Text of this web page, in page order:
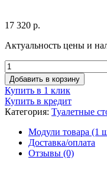
17 320 р.
Актуальность цены и
Добавить в корзину
Купить в 1 клик
Купить в кредит
Категория: Туалетные
Модули товара (1
Доставка/оплата
Отзывы (0)